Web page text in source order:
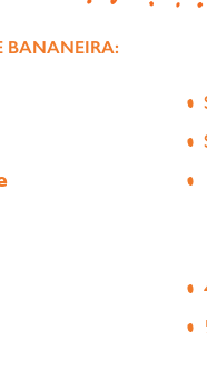
BANANEIRA: